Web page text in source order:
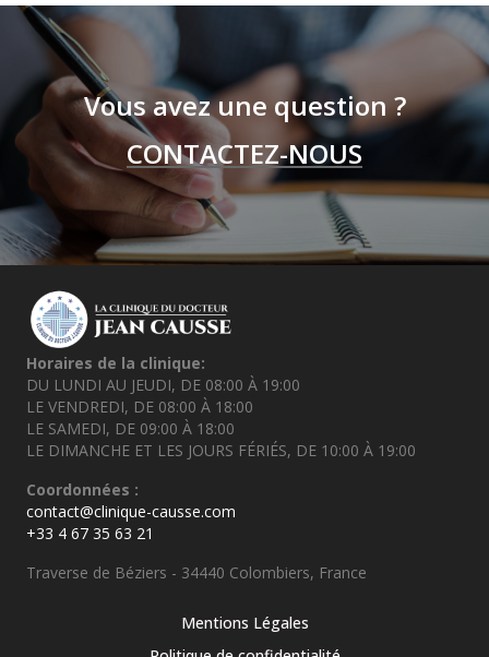
Vous avez une question ?
CONTACTEZ-NOUS
Horaires de la clinique:
DU LUNDI AU JEUDI, DE 08:00 À 19:00
LE VENDREDI, DE 08:00 À 18:00
LE SAMEDI, DE 09:00 À 18:00
LE DIMANCHE ET LES JOURS FÉRIÉS, DE 10:00 À 19:00
Coordonnées :
contact@clinique-causse.com
+33 4 67 35 63 21
Traverse de Béziers - 34440 Colombiers, France
Mentions Légales